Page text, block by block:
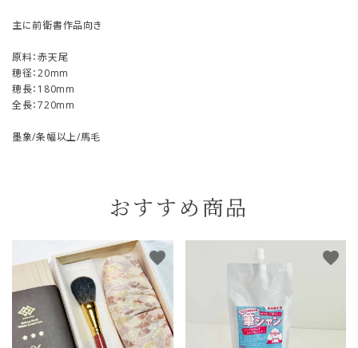
主に前衛書作品向き
原料：赤天尾
穂径：20mm
穂長：180mm
全長：720mm
墨象/条幅以上/馬毛
おすすめ商品
favorite favorite